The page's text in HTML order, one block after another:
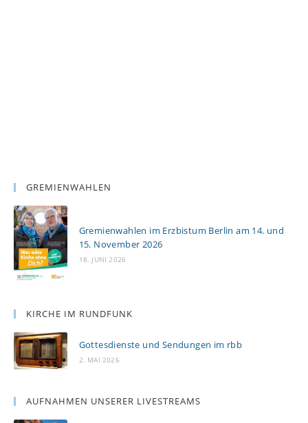
GREMIENWAHLEN
Gremienwahlen im Erzbistum Berlin am 14. und
15. November 2026
18. JUNI 2026
KIRCHE IM RUNDFUNK
Gottesdienste und Sendungen im rbb
2. MAI 2026
AUFNAHMEN UNSERER LIVESTREAMS